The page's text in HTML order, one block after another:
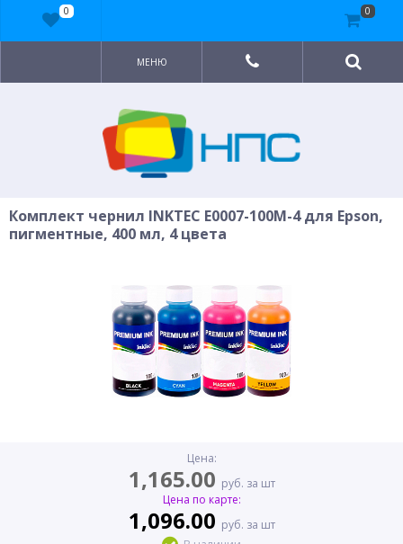
МЕНЮ
Комплект чернил INKTEC E0007-100M-4 для Epson,
пигментные, 400 мл, 4 цвета
Цена:
1,165.00 руб. за шт
Цена по карте:
1,096.00 руб. за шт
0 0